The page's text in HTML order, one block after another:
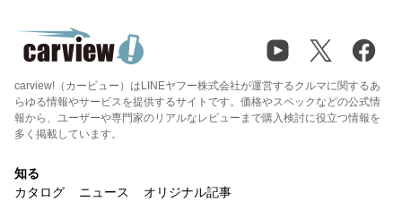
carview!（カービュー）はLINEヤフー株式会社が運営するクルマに関するあ
らゆる情報やサービスを提供するサイトです。価格やスペックなどの公式情
報から、ユーザーや専門家のリアルなレビューまで購入検討に役立つ情報を
多く掲載しています。
知る
カタログ
ニュース オリジナル記事